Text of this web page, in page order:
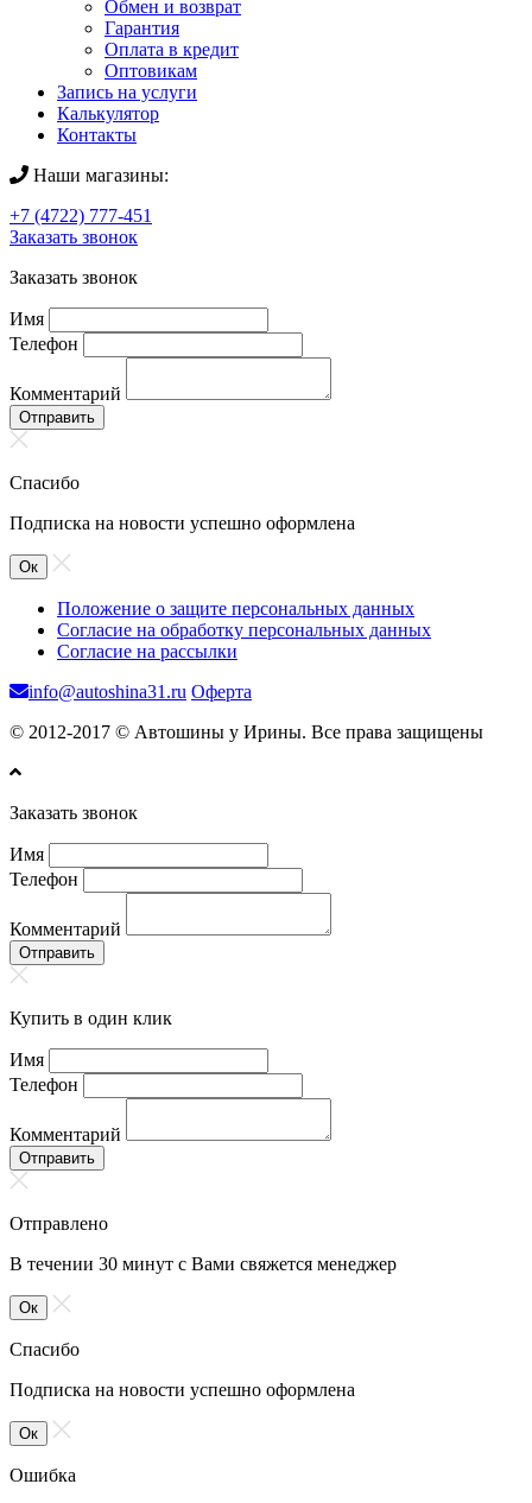
Обмен и возврат
Гарантия
Оплата в кредит
Оптовикам
Запись на услуги
Калькулятор
Контакты
Наши магазины:
+7 (4722) 777-451
Заказать звонок
Заказать звонок
Имя
Телефон
Комментарий
Отправить
Спасибо
Подписка на новости успешно оформлена
Ок
Положение о защите персональных данных
Согласие на обработку персональных данных
Согласие на рассылки
info@autoshina31.ru Оферта
© 2012-2017 © Автошины у Ирины. Все права защищены
Заказать звонок
Имя
Телефон
Комментарий
Отправить
Купить в один клик
Имя
Телефон
Комментарий
Отправить
Отправлено
В течении 30 минут с Вами свяжется менеджер
Ок
Спасибо
Подписка на новости успешно оформлена
Ок
Ошибка